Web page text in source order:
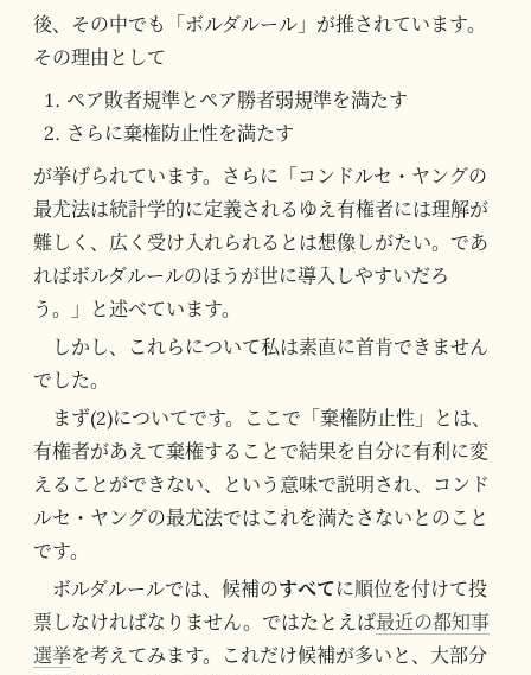
後、その中でも「ボルダルール」が推されています。
その理由として
ペア敗者規準とペア勝者弱規準を満たす
さらに棄権防止性を満たす
が挙げられています。さらに「コンドルセ・ヤングの
最尤法は統計学的に定義されるゆえ有権者には理解が
難しく、広く受け入れられるとは想像しがたい。であ
ればボルダルールのほうが世に導入しやすいだろ
う。」と述べています。
しかし、これらについて私は素直に首肯できません
でした。
まず(2)についてです。ここで「棄権防止性」とは、
有権者があえて棄権することで結果を自分に有利に変
えることができない、という意味で説明され、コンド
ルセ・ヤングの最尤法ではこれを満たさないとのこと
です。
ボルダルールでは、候補のすべてに順位を付けて投
票しなければなりません。ではたとえば最近の都知事
選挙を考えてみます。これだけ候補が多いと、大部分